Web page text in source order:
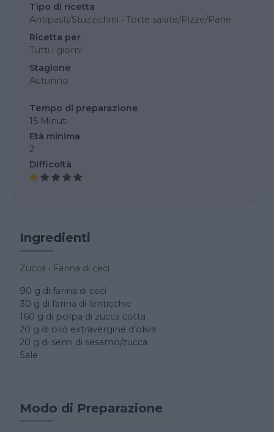
Tipo di ricetta
Antipasti/Stuzzichini • Torte salate/Pizze/Pane
Ricetta per
Tutti i giorni
Stagione
Autunno
Tempo di preparazione
15 Minuti
Età minima
2
Difficoltà
Ingredienti
Zucca • Farina di ceci
90 g di farina di ceci
30 g di farina di lenticchie
160 g di polpa di zucca cotta
20 g di olio extravergine d’oliva
20 g di semi di sesamo/zucca
Sale
Modo di Preparazione